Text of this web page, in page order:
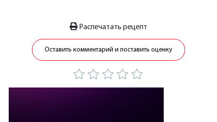
Распечатать рецепт
Оставить комментарий и поставить оценку